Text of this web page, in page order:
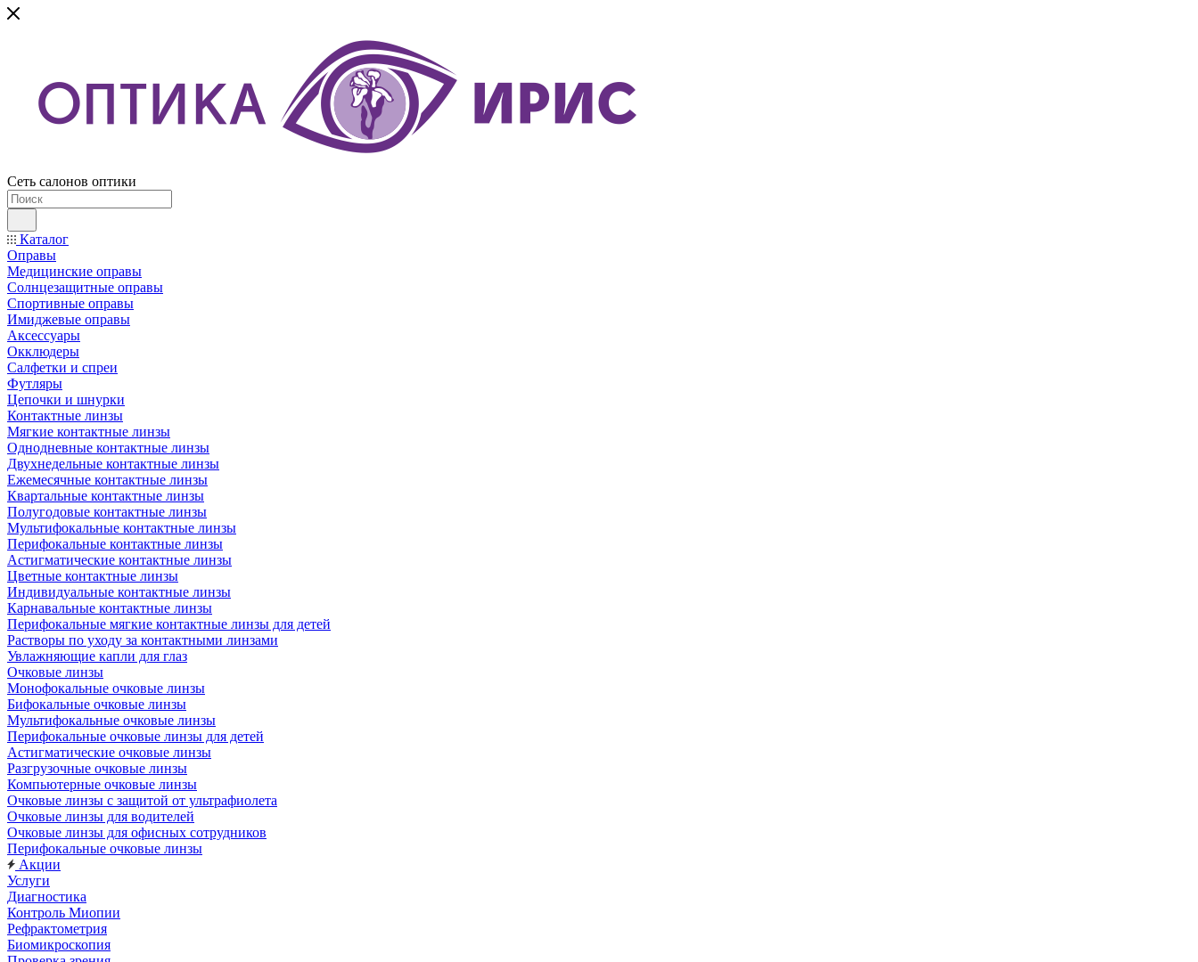
Сеть салонов оптики
Каталог
Оправы
Медицинские оправы
Солнцезащитные оправы
Спортивные оправы
Имиджевые оправы
Аксессуары
Окклюдеры
Салфетки и спреи
Футляры
Цепочки и шнурки
Контактные линзы
Мягкие контактные линзы
Однодневные контактные линзы
Двухнедельные контактные линзы
Ежемесячные контактные линзы
Квартальные контактные линзы
Полугодовые контактные линзы
Мультифокальные контактные линзы
Перифокальные контактные линзы
Астигматические контактные линзы
Цветные контактные линзы
Индивидуальные контактные линзы
Карнавальные контактные линзы
Перифокальные мягкие контактные линзы для детей
Растворы по уходу за контактными линзами
Увлажняющие капли для глаз
Очковые линзы
Монофокальные очковые линзы
Бифокальные очковые линзы
Мультифокальные очковые линзы
Перифокальные очковые линзы для детей
Астигматические очковые линзы
Разгрузочные очковые линзы
Компьютерные очковые линзы
Очковые линзы с защитой от ультрафиолета
Очковые линзы для водителей
Очковые линзы для офисных сотрудников
Перифокальные очковые линзы
Акции
Услуги
Диагностика
Контроль Миопии
Рефрактометрия
Биомикроскопия